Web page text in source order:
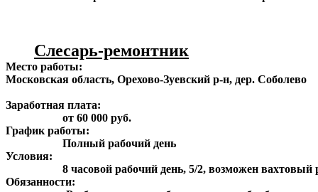
Слесарь-ремонтник
Место работы:
Московская область, Орехово-Зуевский р-н, дер. Соболево
Заработная плата:
от 60 000 руб.
График работы:
Полный рабочий день
Условия:
8 часовой рабочий день, 5/2, возможен
Обязанности: